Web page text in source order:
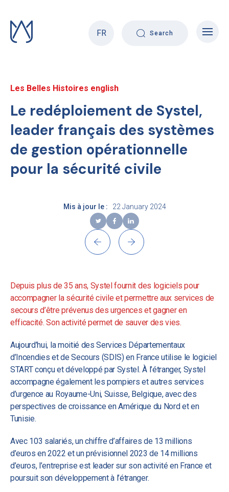
content
FR
Search
Les Belles Histoires english
Le redéploiement de Systel,
leader français des systèmes
de gestion opérationnelle
pour la sécurité civile
Mis à jour le : 22 January 2024
Depuis plus de 35 ans, Systel fournit des logiciels pour
accompagner la sécurité civile et permettre aux services de
secours d’être prévenus des urgences et gagner en
efficacité. Son activité permet de sauver des vies.
Aujourd’hui, la moitié des Services Départementaux
d’Incendies et de Secours (SDIS) en France utilise le logiciel
START conçu et développé par Systel. À l’étranger, Systel
accompagne également les pompiers et autres services
d’urgence au Royaume-Uni, Suisse, Belgique, avec des
perspectives de croissance en Amérique du Nord et en
Tunisie.
Avec 103 salariés, un chiffre d’affaires de 13 millions
d’euros en 2022 et un prévisionnel 2023 de 14 millions
d’euros, l’entreprise est leader sur son activité en France et
poursuit son développement à l’étranger.